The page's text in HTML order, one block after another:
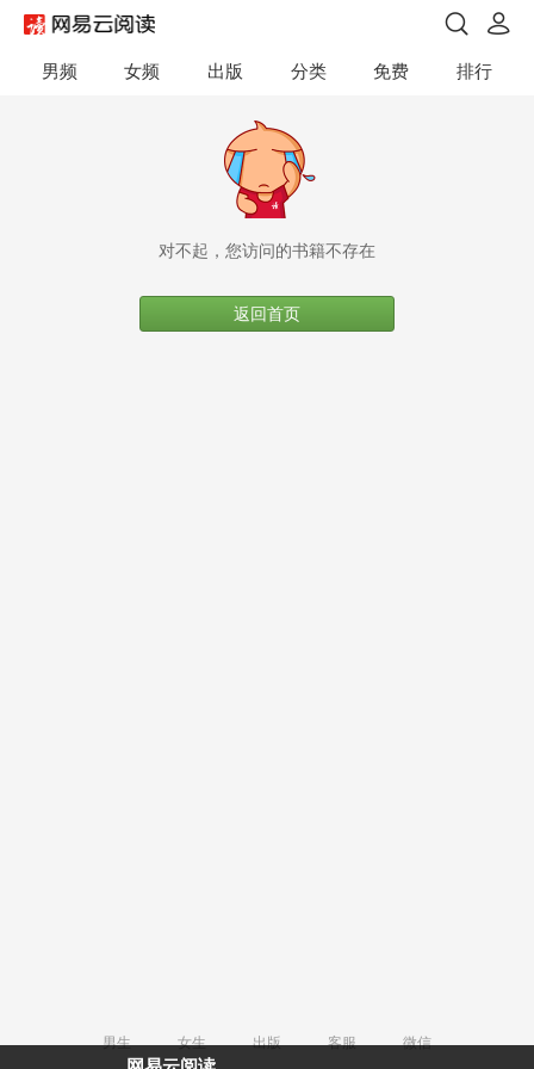
男频 女频 出版 分类 免费 排行
对不起，您访问的书籍不存在
返回首页
男生 女生 出版 客服
微信